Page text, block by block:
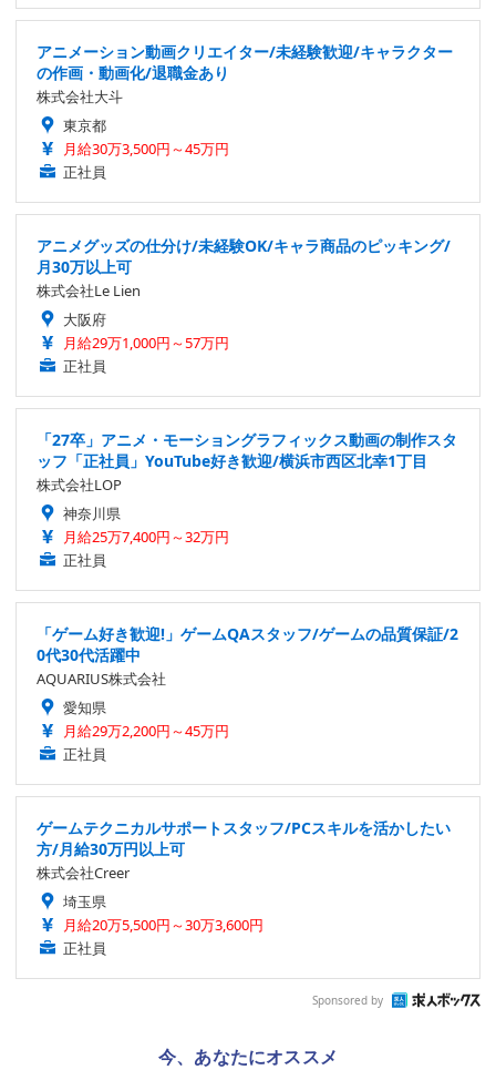
アニメーション動画クリエイター/未経験歓迎/キャラクター
の作画・動画化/退職金あり
株式会社大斗
東京都
月給30万3,500円～45万円
正社員
アニメグッズの仕分け/未経験OK/キャラ商品のピッキング/
月30万以上可
株式会社Le Lien
大阪府
月給29万1,000円～57万円
正社員
「27卒」アニメ・モーショングラフィックス動画の制作スタ
ッフ「正社員」YouTube好き歓迎/横浜市西区北幸1丁目
株式会社LOP
神奈川県
月給25万7,400円～32万円
正社員
「ゲーム好き歓迎!」ゲームQAスタッフ/ゲームの品質保証/2
0代30代活躍中
AQUARIUS株式会社
愛知県
月給29万2,200円～45万円
正社員
ゲームテクニカルサポートスタッフ/PCスキルを活かしたい
方/月給30万円以上可
株式会社Creer
埼玉県
月給20万5,500円～30万3,600円
正社員
Sponsored by
今、あなたにオススメ